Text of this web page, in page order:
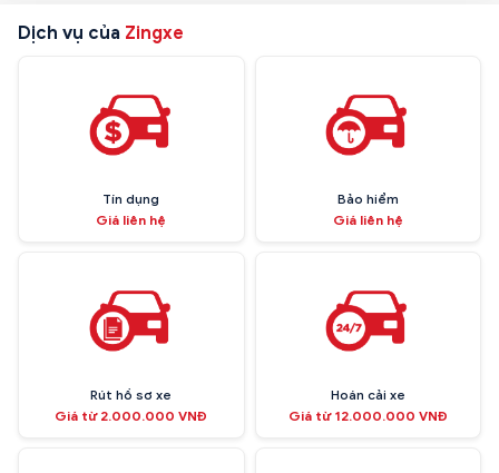
Dịch vụ của Zingxe
Tín dụng
Giá liên hệ
Bảo hiểm
Giá liên hệ
Rút hồ sơ xe
Giá từ 2.000.000 VNĐ
Hoán cải xe
Giá từ 12.000.000 VNĐ